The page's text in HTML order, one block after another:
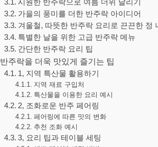
시원한 반주락으로 여름 더위 날리기
가을의 풍미를 더한 반주락 아이디어
겨울철, 따뜻한 반주락 요리로 끈끈한 정
특별한 날을 위한 고급 반주락 메뉴
간단한 반주락 요리 팁
반주락을 더욱 맛있게 즐기는 팁
1, 지역 특산물 활용하기
지역 재료 구입처
특산물을 이용한 요리 예시
2, 조화로운 반주 페어링
페어링에 따른 맛의 변화
추천 조화 예시
3, 요리 팁과 테이블 세팅